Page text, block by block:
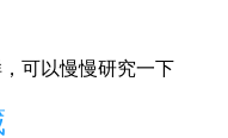
可以慢慢研究一下